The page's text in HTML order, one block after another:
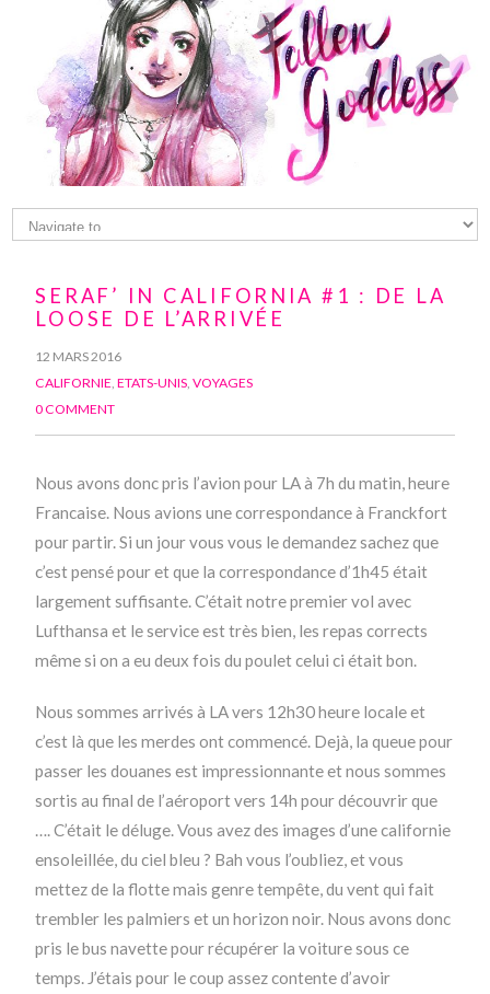
SERAF’ IN CALIFORNIA #1 : DE LA
LOOSE DE L’ARRIVÉE
12 MARS 2016
CALIFORNIE,ETATS-UNIS,VOYAGES
0 COMMENT
Nous avons donc pris l’avion pour LA à 7h du matin, heure
Francaise. Nous avions une correspondance à Franckfort
pour partir. Si un jour vous vous le demandez sachez que
c’est pensé pour et que la correspondance d’1h45 était
largement suffisante. C’était notre premier vol avec
Lufthansa et le service est très bien, les repas corrects
même si on a eu deux fois du poulet celui ci était bon.
Nous sommes arrivés à LA vers 12h30 heure locale et
c’est là que les merdes ont commencé. Dejà, la queue pour
passer les douanes est impressionnante et nous sommes
sortis au final de l’aéroport vers 14h pour découvrir que
…. C’était le déluge. Vous avez des images d’une californie
ensoleillée, du ciel bleu ? Bah vous l’oubliez, et vous
mettez de la flotte mais genre tempête, du vent qui fait
trembler les palmiers et un horizon noir. Nous avons donc
pris le bus navette pour récupérer la voiture sous ce
temps. J’étais pour le coup assez contente d’avoir